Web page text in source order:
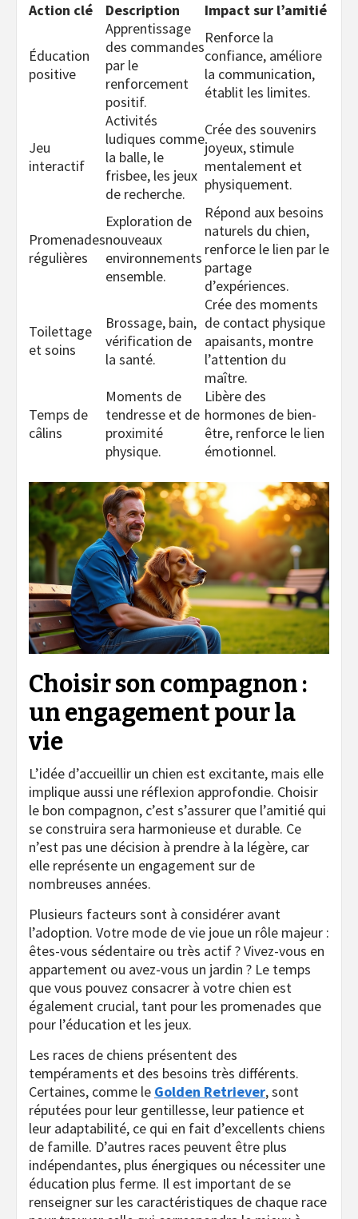
Action clé
Description Impact sur l’amitié
Éducation
positive
Apprentissage
des commandes
par le
renforcement
positif.
Renforce la
confiance, améliore
la communication,
établit les limites.
Jeu
interactif
Activités
ludiques comme
la balle, le
frisbee, les jeux
de recherche.
Crée des souvenirs
joyeux, stimule
mentalement et
physiquement.
Promenades
régulières
Exploration de
nouveaux
environnements
ensemble.
Répond aux besoins
naturels du chien,
renforce le lien par le
partage
d’expériences.
Toilettage
et soins
Brossage, bain,
vérification de
la santé.
Crée des moments
de contact physique
apaisants, montre
l’attention du
maître.
Temps de
câlins
Moments de
tendresse et de
proximité
physique.
Libère des
hormones de bien-
être, renforce le lien
émotionnel.
Choisir son compagnon :
un engagement pour la
vie
L’idée d’accueillir un chien est excitante, mais elle
implique aussi une réflexion approfondie. Choisir
le bon compagnon, c’est s’assurer que l’amitié qui
se construira sera harmonieuse et durable. Ce
n’est pas une décision à prendre à la légère, car
elle représente un engagement sur de
nombreuses années.
Plusieurs facteurs sont à considérer avant
l’adoption. Votre mode de vie joue un rôle majeur :
êtes-vous sédentaire ou très actif ? Vivez-vous en
appartement ou avez-vous un jardin ? Le temps
que vous pouvez consacrer à votre chien est
également crucial, tant pour les promenades que
pour l’éducation et les jeux.
Les races de chiens présentent des
tempéraments et des besoins très différents.
Certaines, comme le Golden Retriever, sont
réputées pour leur gentillesse, leur patience et
leur adaptabilité, ce qui en fait d’excellents chiens
de famille. D’autres races peuvent être plus
indépendantes, plus énergiques ou nécessiter une
éducation plus ferme. Il est important de se
renseigner sur les caractéristiques de chaque race